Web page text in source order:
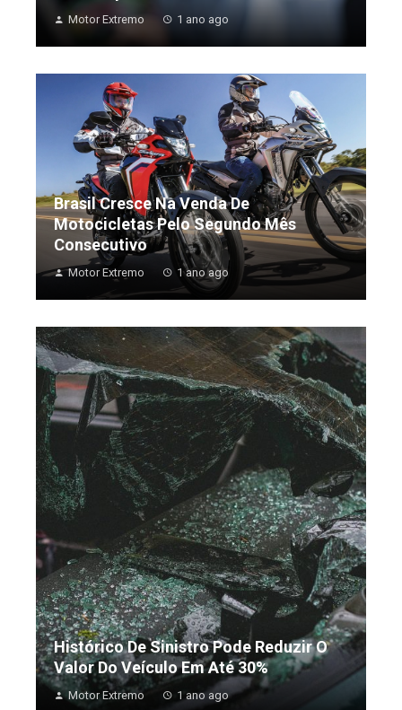
Motor Extremo 1 ano ago
Brasil Cresce Na Venda De
Motocicletas Pelo Segundo Mês
Consecutivo
Motor Extremo 1 ano ago
Histórico De Sinistro Pode Reduzir O
Valor Do Veículo Em Até 30%
Motor Extremo 1 ano ago